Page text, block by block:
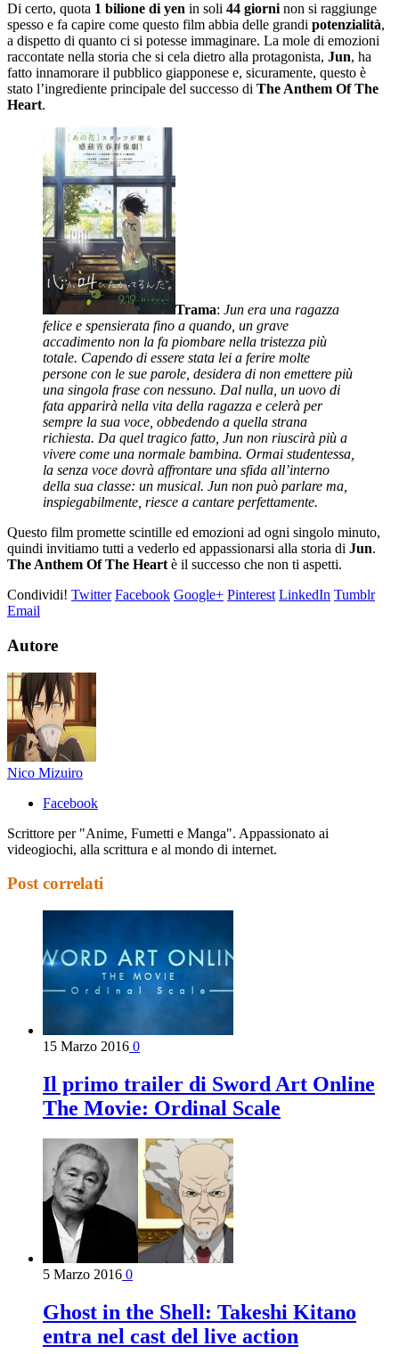
Di certo, quota 1 bilione di yen in soli 44 giorni non si raggiunge
spesso e fa capire come questo film abbia delle grandi potenzialità,
a dispetto di quanto ci si potesse immaginare. La mole di emozioni
raccontate nella storia che si cela dietro alla protagonista, Jun, ha
fatto innamorare il pubblico giapponese e, sicuramente, questo è
stato l’ingrediente principale del successo di The Anthem Of The
Heart.
Trama: Jun era una ragazza
felice e spensierata fino a quando, un grave
accadimento non la fa piombare nella tristezza più
totale. Capendo di essere stata lei a ferire molte
persone con le sue parole, desidera di non emettere più
una singola frase con nessuno. Dal nulla, un uovo di
fata apparirà nella vita della ragazza e celerà per
sempre la sua voce, obbedendo a quella strana
richiesta. Da quel tragico fatto, Jun non riuscirà più a
vivere come una normale bambina. Ormai studentessa,
la senza voce dovrà affrontare una sfida all’interno
della sua classe: un musical. Jun non può parlare ma,
inspiegabilmente, riesce a cantare perfettamente.
Questo film promette scintille ed emozioni ad ogni singolo minuto,
quindi invitiamo tutti a vederlo ed appassionarsi alla storia di Jun.
The Anthem Of The Heart è il successo che non ti aspetti.
Condividi! Twitter Facebook Google+ Pinterest LinkedIn Tumblr
Email
Autore
Nico Mizuiro
Facebook
Scrittore per "Anime, Fumetti e Manga". Appassionato ai
videogiochi, alla scrittura e al mondo di internet.
Post correlati
15 Marzo 2016 0
Il primo trailer di Sword Art Online
The Movie: Ordinal Scale
5 Marzo 2016 0
Ghost in the Shell: Takeshi Kitano
entra nel cast del live action